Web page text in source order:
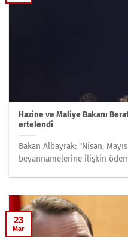
Hazine ve Maliye Bakanı
ertelendi
Bakan Albayrak: "Nisan,
beyannamelerine ilişkin
23
Mar